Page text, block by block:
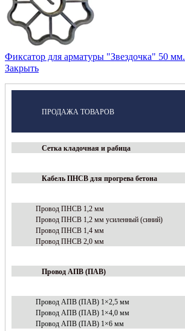
Фиксатор для арматуры "Звездочка" 50 мм.
Закрыть
ПРОДАЖА ТОВАРОВ
Сетка кладочная и рабица
Кабель ПНСВ для прогрева бетона
Провод ПНСВ 1,2 мм
Провод ПНСВ 1,2 мм усиленный (синий)
Провод ПНСВ 1,4 мм
Провод ПНСВ 2,0 мм
Провод АПВ (ПАВ)
Провод АПВ (ПАВ) 1×2,5 мм
Провод АПВ (ПАВ) 1×4,0 мм
Провод АПВ (ПАВ) 1×6 мм